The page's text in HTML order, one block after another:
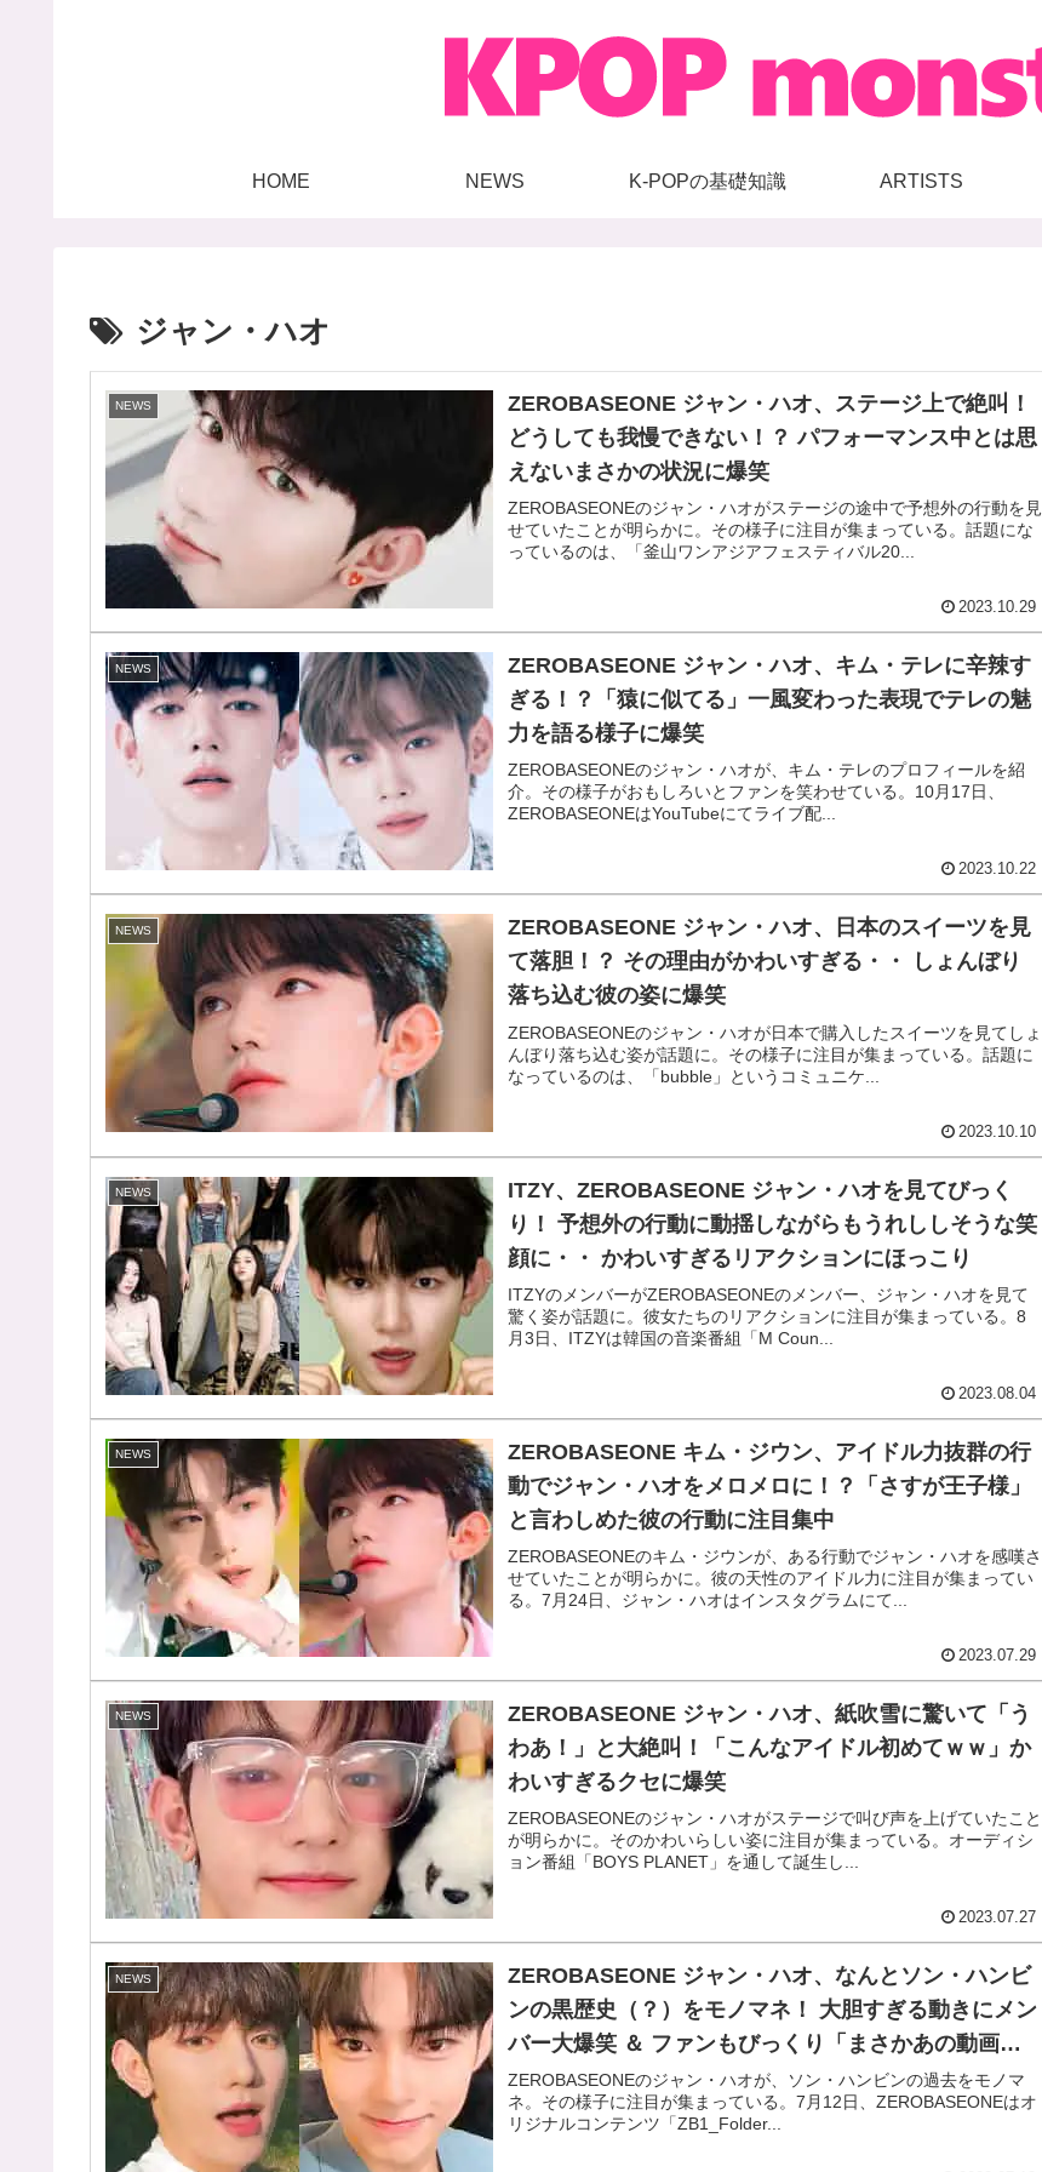
HOME NEWS K-POPの基礎知識 ARTISTS
ジャン・ハオ
NEWS
ZEROBASEONE ジャン・ハオ、ステージ上で絶叫！
どうしても我慢できない！？ パフォーマンス中とは思
えないまさかの状況に爆笑
ZEROBASEONEのジャン・ハオがステージの途中で予想外の行動を見
せていたことが明らかに。その様子に注目が集まっている。話題にな
っているのは、「釜山ワンアジアフェスティバル20...
2023.10.29
NEWS
ZEROBASEONE ジャン・ハオ、キム・テレに辛辣す
ぎる！？「猿に似てる」一風変わった表現でテレの魅
力を語る様子に爆笑
ZEROBASEONEのジャン・ハオが、キム・テレのプロフィールを紹
介。その様子がおもしろいとファンを笑わせている。10月17日、
ZEROBASEONEはYouTubeにてライブ配...
2023.10.22
NEWS
ZEROBASEONE ジャン・ハオ、日本のスイーツを見
て落胆！？ その理由がかわいすぎる・・ しょんぼり
落ち込む彼の姿に爆笑
ZEROBASEONEのジャン・ハオが日本で購入したスイーツを見てしょ
んぼり落ち込む姿が話題に。その様子に注目が集まっている。話題に
なっているのは、「bubble」というコミュニケ...
2023.10.10
NEWS
ITZY、ZEROBASEONE ジャン・ハオを見てびっく
り！ 予想外の行動に動揺しながらもうれししそうな笑
顔に・・ かわいすぎるリアクションにほっこり
ITZYのメンバーがZEROBASEONEのメンバー、ジャン・ハオを見て
驚く姿が話題に。彼女たちのリアクションに注目が集まっている。8
月3日、ITZYは韓国の音楽番組「M Coun...
2023.08.04
NEWS
ZEROBASEONE キム・ジウン、アイドル力抜群の行
動でジャン・ハオをメロメロに！？「さすが王子様」
と言わしめた彼の行動に注目集中
ZEROBASEONEのキム・ジウンが、ある行動でジャン・ハオを感嘆さ
せていたことが明らかに。彼の天性のアイドル力に注目が集まってい
る。7月24日、ジャン・ハオはインスタグラムにて...
2023.07.29
NEWS
ZEROBASEONE ジャン・ハオ、紙吹雪に驚いて「う
わあ！」と大絶叫！「こんなアイドル初めてｗｗ」か
わいすぎるクセに爆笑
ZEROBASEONEのジャン・ハオがステージで叫び声を上げていたこと
が明らかに。そのかわいらしい姿に注目が集まっている。オーディシ
ョン番組「BOYS PLANET」を通して誕生し...
2023.07.27
NEWS
ZEROBASEONE ジャン・ハオ、なんとソン・ハンビ
ンの黒歴史（？）をモノマネ！ 大胆すぎる動きにメン
バー大爆笑 ＆ ファンもびっくり「まさかあの動画を
知ってたなんて」
ZEROBASEONEのジャン・ハオが、ソン・ハンビンの過去をモノマ
ネ。その様子に注目が集まっている。7月12日、ZEROBASEONEはオ
リジナルコンテンツ「ZB1_Folder...